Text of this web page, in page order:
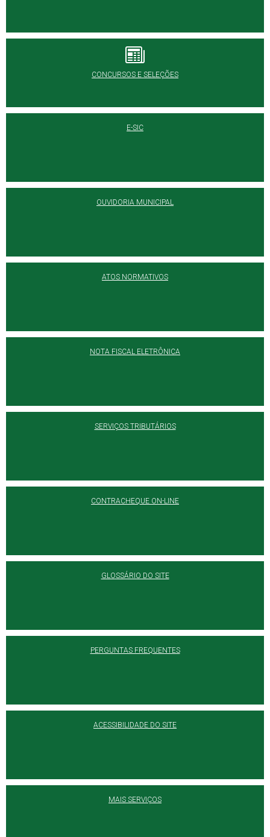
CONCURSOS E SELEÇÕES
E-SIC
OUVIDORIA MUNICIPAL
ATOS NORMATIVOS
NOTA FISCAL ELETRÔNICA
SERVIÇOS TRIBUTÁRIOS
CONTRACHEQUE ON-LINE
GLOSSÁRIO DO SITE
PERGUNTAS FREQUENTES
ACESSIBILIDADE DO SITE
MAIS SERVIÇOS